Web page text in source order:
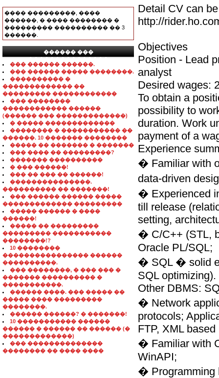
���� ���������, ����
������, � ���� �������� �
��������� ���������� �� 3
������.
������ ���
���������������
��� ������ ������.
��� ������ ����� ��������.
���������� �
������������� ��
��������� ������������
��� ��������
������������ ������
(������ ��� �������������)
� ����� �������������
�������� � ����������� ��
������. 10 ������� ��������
����� �� ������� � �������
��� ���� �� ���������?
������� ����������
� ��� ������!
��� �� ��� �� ������!
���������������.
���������� �� �������!
��� ������ ������ �����
������������� ���������
����� ������ � ����
������!
����� �� ���������
��������� �����������
��������!?
10 ��������
���������������� ������
����������.
��� ��������, � ��� ��� �
������� ���������� �
�����������.
������ ����. ��� ����� ��
����� ���� ���������
��������.
������ ������? � �������!
10 ����������� ������
������ � ������ �� ������ (�
�������������)
��� ��������������
�������� �� ���� ����
Detail CV can
http://
Objectives
Position - Lead
analyst
Desired wages:
To obtain a
possibility to
duration. Work
payment of a
Experience
� Familiar with
data-driven
� Experienced
till release
setting,
� C/C++ (STL,
Oracle PL/SQL;
� SQL � solid
SQL optimizing).
Other DBMS:
� Network
protocols;
FTP, XML
� Familiar with
WinAPI;
� Programming